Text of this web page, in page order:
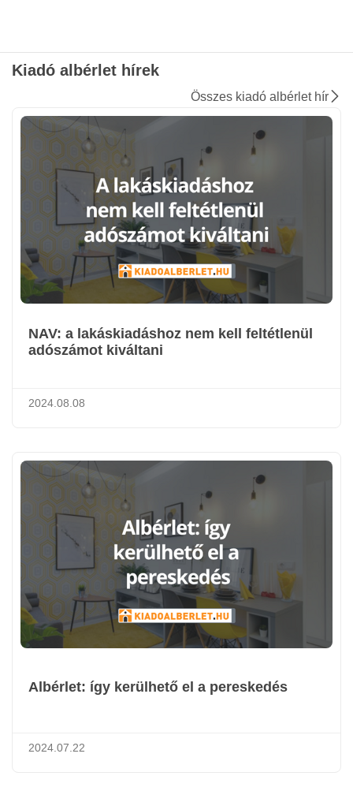
Kiadó albérlet hírek
Összes kiadó albérlet hír
NAV: a lakáskiadáshoz nem kell feltétlenül
adószámot kiváltani
2024.08.08
Albérlet: így kerülhető el a pereskedés
2024.07.22